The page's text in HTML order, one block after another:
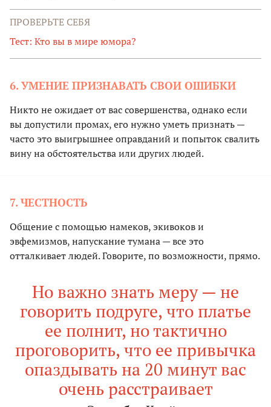
ПРОВЕРЬТЕ СЕБЯ
Тест: Кто вы в мире юмора?
6. УМЕНИЕ ПРИЗНАВАТЬ СВОИ ОШИБКИ
Никто не ожидает от вас совершенства, однако если
вы допустили промах, его нужно уметь признать —
часто это выигрышнее оправданий и попыток свалить
вину на обстоятельства или других людей.
7. ЧЕСТНОСТЬ
Общение с помощью намеков, экивоков и
эвфемизмов, напускание тумана — все это
отталкивает людей. Говорите, по возможности, прямо.
Но важно знать меру — не
говорить подруге, что платье
ее полнит, но тактично
проговорить, что ее привычка
опаздывать на 20 минут вас
очень расстраивает